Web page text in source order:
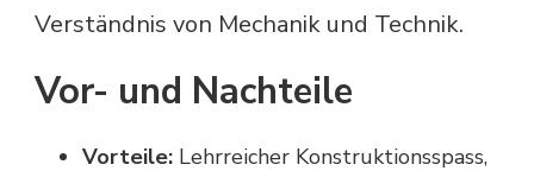
Verständnis von Mechanik und Technik.
Vor- und Nachteile
Vorteile: Lehrreicher Konstruktionsspass,